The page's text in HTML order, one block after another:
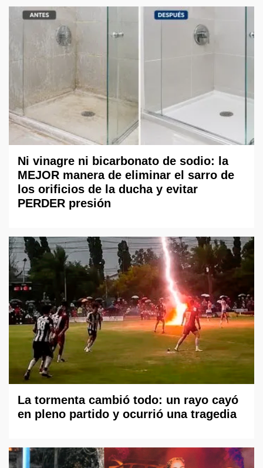
Ni vinagre ni bicarbonato de sodio: la
MEJOR manera de eliminar el sarro de
los orificios de la ducha y evitar
PERDER presión
La tormenta cambió todo: un rayo cayó
en pleno partido y ocurrió una tragedia